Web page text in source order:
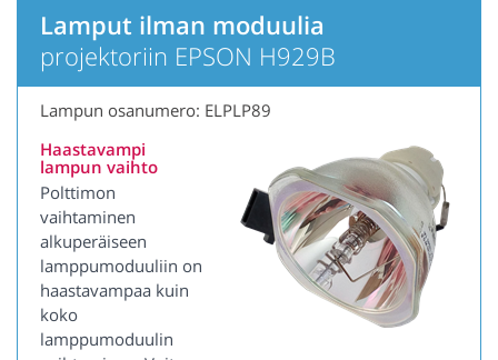
Lamput ilman moduulia
projektoriin EPSON H929B
Lampun osanumero: ELPLP89
Haastavampi
lampun vaihto
Polttimon
vaihtaminen
alkuperäiseen
lamppumoduuliin on
haastavampaa kuin
koko
lamppumoduulin